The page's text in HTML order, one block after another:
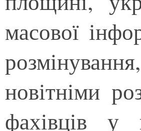
масової
новітніми
фахівців у